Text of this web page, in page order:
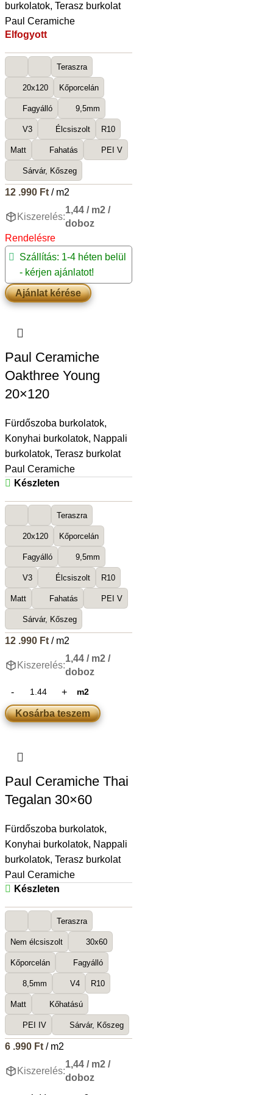
burkolatok, Terasz burkolat
Paul Ceramiche
Elfogyott
Teraszra
20x120 Kőporcelán
Fagyálló 9,5mm
V3 Élcsiszolt R10
Matt Fahatás PEI V
Sárvár, Kőszeg
12 .990 Ft/ m2
Kiszerelés:
1,44 / m2 /
doboz
Rendelésre
Szállítás: 1-4 héten belül
- kérjen ajánlatot!
Ajánlat kérése
Paul Ceramiche
Oakthree Young
20×120
Fürdőszoba burkolatok,
Konyhai burkolatok, Nappali
burkolatok, Terasz burkolat
Paul Ceramiche
Készleten
Teraszra
20x120 Kőporcelán
Fagyálló 9,5mm
V3 Élcsiszolt R10
Matt Fahatás PEI V
Sárvár, Kőszeg
12 .990 Ft/ m2
Kiszerelés:
1,44 / m2 /
doboz
m2
Kosárba teszem
Paul Ceramiche Thai
Tegalan 30×60
Fürdőszoba burkolatok,
Konyhai burkolatok, Nappali
burkolatok, Terasz burkolat
Paul Ceramiche
Készleten
Teraszra
Nem élcsiszolt 30x60
Kőporcelán Fagyálló
8,5mm V4 R10
Matt Kőhatású
PEI IV Sárvár, Kőszeg
6 .990 Ft/ m2
Kiszerelés:
1,44 / m2 /
doboz